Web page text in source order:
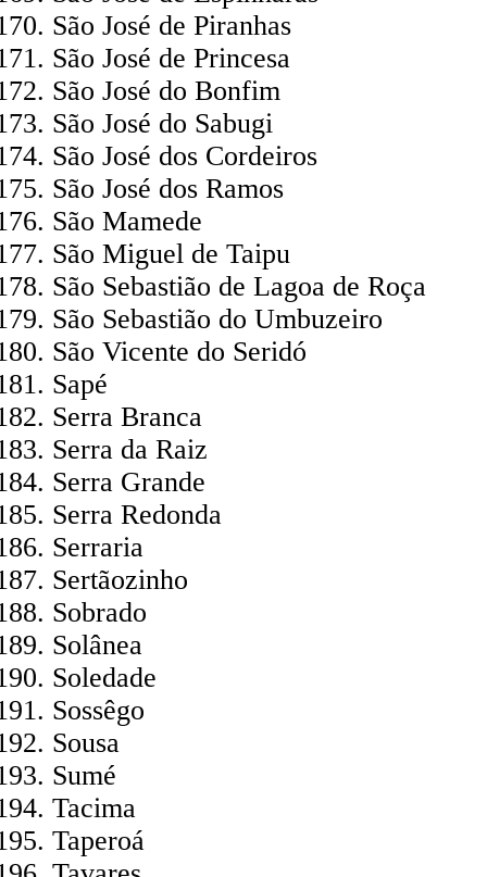
São José de Piranhas
São José de Princesa
São José do Bonfim
São José do Sabugi
São José dos Cordeiros
São José dos Ramos
São Mamede
São Miguel de Taipu
São Sebastião de Lagoa de Roça
São Sebastião do Umbuzeiro
São Vicente do Seridó
Sapé
Serra Branca
Serra da Raiz
Serra Grande
Serra Redonda
Serraria
Sertãozinho
Sobrado
Solânea
Soledade
Sossêgo
Sousa
Sumé
Tacima
Taperoá